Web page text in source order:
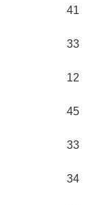
41
33
12
45
33
34